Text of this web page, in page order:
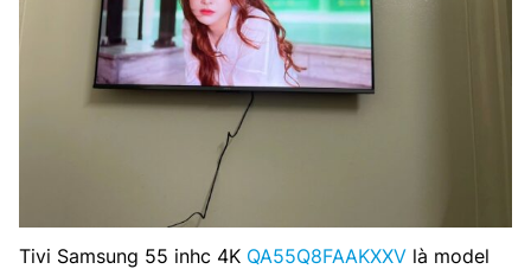
Tivi Samsung 55 inhc 4K QA55Q8FAAKXXV là model